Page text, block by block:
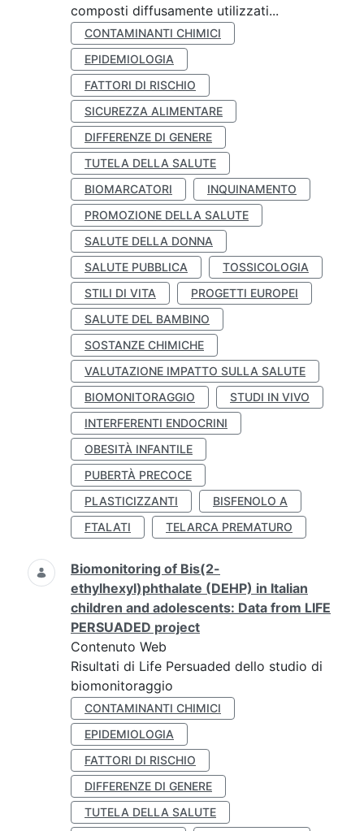
composti diffusamente utilizzati...
CONTAMINANTI CHIMICI
EPIDEMIOLOGIA
FATTORI DI RISCHIO
SICUREZZA ALIMENTARE
DIFFERENZE DI GENERE
TUTELA DELLA SALUTE
BIOMARCATORI
INQUINAMENTO
PROMOZIONE DELLA SALUTE
SALUTE DELLA DONNA
SALUTE PUBBLICA
TOSSICOLOGIA
STILI DI VITA
PROGETTI EUROPEI
SALUTE DEL BAMBINO
SOSTANZE CHIMICHE
VALUTAZIONE IMPATTO SULLA SALUTE
BIOMONITORAGGIO
STUDI IN VIVO
INTERFERENTI ENDOCRINI
OBESITÀ INFANTILE
PUBERTÀ PRECOCE
PLASTICIZZANTI
BISFENOLO A
FTALATI
TELARCA PREMATURO
Biomonitoring of Bis(2-
ethylhexyl)phthalate (DEHP) in Italian
children and adolescents: Data from LIFE
PERSUADED project
Contenuto Web
Risultati di Life Persuaded dello studio di
biomonitoraggio
CONTAMINANTI CHIMICI
EPIDEMIOLOGIA
FATTORI DI RISCHIO
DIFFERENZE DI GENERE
TUTELA DELLA SALUTE